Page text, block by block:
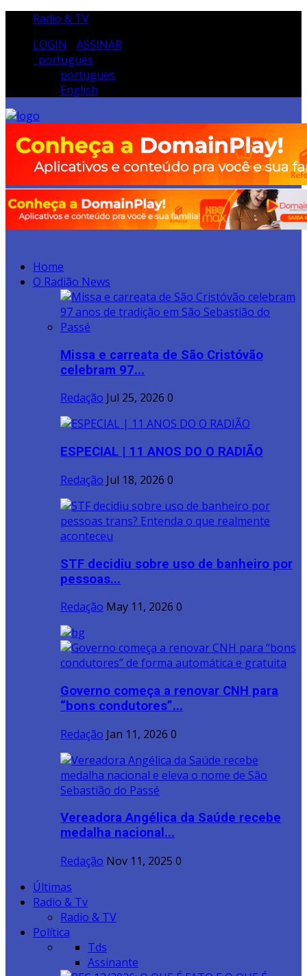
Radio & TV
LOGIN
ASSINAR
portugues
portugues
English
Home
O Radião News
Missa e carreata de São Cristóvão
celebram 97...
Redação Jul 25, 2026 0
ESPECIAL | 11 ANOS DO O RADIÃO
Redação Jul 18, 2026 0
STF decidiu sobre uso de banheiro por
pessoas...
Redação May 11, 2026 0
Governo começa a renovar CNH para
“bons condutores”...
Redação Jan 11, 2026 0
Vereadora Angélica da Saúde recebe
medalha nacional...
Redação Nov 11, 2025 0
Últimas
Radio & Tv
Radio & TV
Política
Tds
Assinante